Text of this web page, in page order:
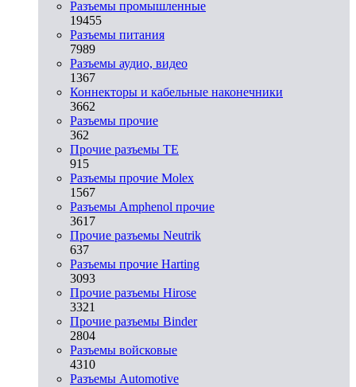
Разъeмы промышленные
19455
Разъeмы питания
7989
Разъeмы аудио, видео
1367
Коннекторы и кабельные наконечники
3662
Разъeмы прочие
362
Прочие разъемы TE
915
Разъемы прочие Molex
1567
Разъемы Amphenol прочие
3617
Прочие разъемы Neutrik
637
Разъемы прочие Harting
3093
Прочие разъемы Hirose
3321
Прочие разъемы Binder
2804
Разъемы войсковые
4310
Разъeмы Automotive